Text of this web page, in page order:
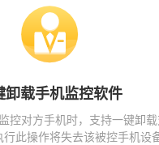
卸载手机监控软件
控对方手机时，支持一键卸
此操作将失去该被控手机设